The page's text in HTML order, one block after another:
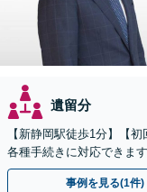
遺留分
【新静岡駅徒歩1分】【
各種手続きに対応できま
事例を見る(1件)